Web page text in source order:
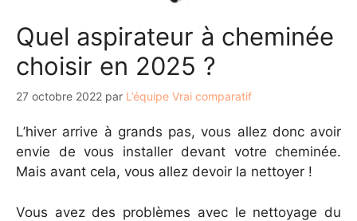
Quel aspirateur à cheminée
choisir en 2025 ?
27 octobre 2022 par L’équipe Vrai comparatif
L’hiver arrive à grands pas, vous allez donc avoir
envie de vous installer devant votre cheminée.
Mais avant cela, vous allez devoir la nettoyer !
Vous avez des problèmes avec le nettoyage du